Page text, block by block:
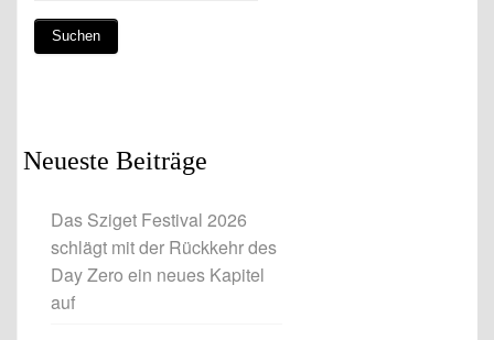
Neueste Beiträge
Das Sziget Festival 2026
schlägt mit der Rückkehr des
Day Zero ein neues Kapitel
auf